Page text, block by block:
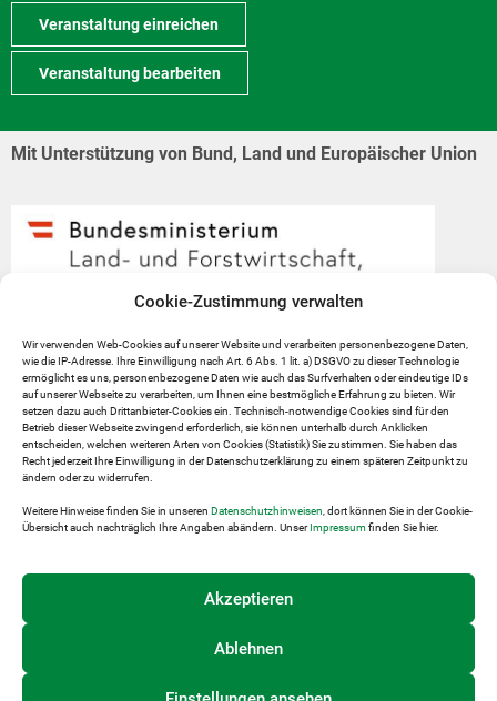
Cookie-Zustimmung verwalten
Wir verwenden Web-Cookies auf unserer Website und verarbeiten personenbezogene Daten,
wie die IP-Adresse. Ihre Einwilligung nach Art. 6 Abs. 1 lit. a) DSGVO zu dieser Technologie
ermöglicht es uns, personenbezogene Daten wie auch das Surfverhalten oder eindeutige IDs
auf unserer Webseite zu verarbeiten, um Ihnen eine bestmögliche Erfahrung zu bieten. Wir
setzen dazu auch Drittanbieter-Cookies ein. Technisch-notwendige Cookies sind für den
Betrieb dieser Webseite zwingend erforderlich, sie können unterhalb durch Anklicken
entscheiden, welchen weiteren Arten von Cookies (Statistik) Sie zustimmen. Sie haben das
Recht jederzeit Ihre Einwilligung in der Datenschutzerklärung zu einem späteren Zeitpunkt zu
ändern oder zu widerrufen.
Weitere Hinweise finden Sie in unseren Datenschutzhinweisen , dort können Sie in der Cookie-
Übersicht auch nachträglich Ihre Angaben abändern. UnserImpressumfinden Sie hier.
Akzeptieren
Ablehnen
Veranstaltung einreichen
Veranstaltung bearbeiten
Mit Unterstützung von Bund, Land und Europäischer Union